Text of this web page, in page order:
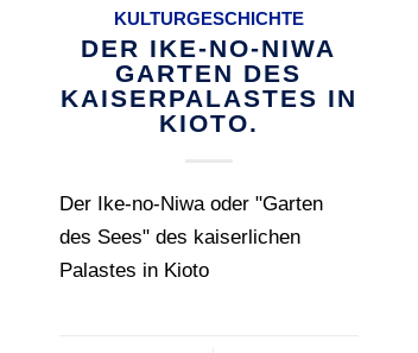
KULTURGESCHICHTE
DER IKE-NO-NIWA
GARTEN DES
KAISERPALASTES IN
KIOTO.
Der Ike-no-Niwa oder "Garten
des Sees" des kaiserlichen
Palastes in Kioto